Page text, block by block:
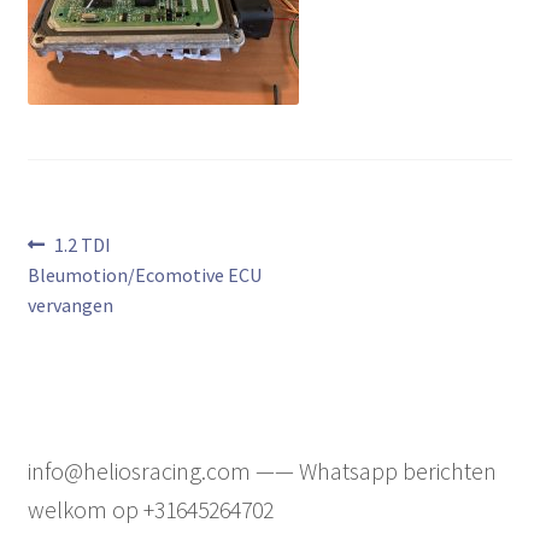
Bericht
navigatie
Vorig
bericht:
1.2 TDI
Bleumotion/Ecomotive ECU
vervangen
info@heliosracing.com —— Whatsapp berichten
welkom op +31645264702